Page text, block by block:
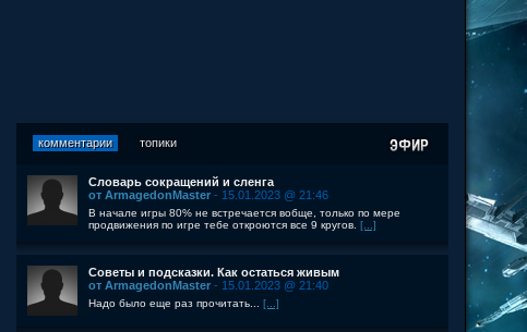
комментарии топики
Словарь сокращений и сленга
от ArmagedonMaster - 15.01.2023 @ 21:46
В начале игры 80% не встречается вобще, только по мере
продвижения по игре тебе откроются все 9 кругов. [...]
Советы и подсказки. Как остаться живым
от ArmagedonMaster - 15.01.2023 @ 21:40
Надо было еще раз прочитать... [...]